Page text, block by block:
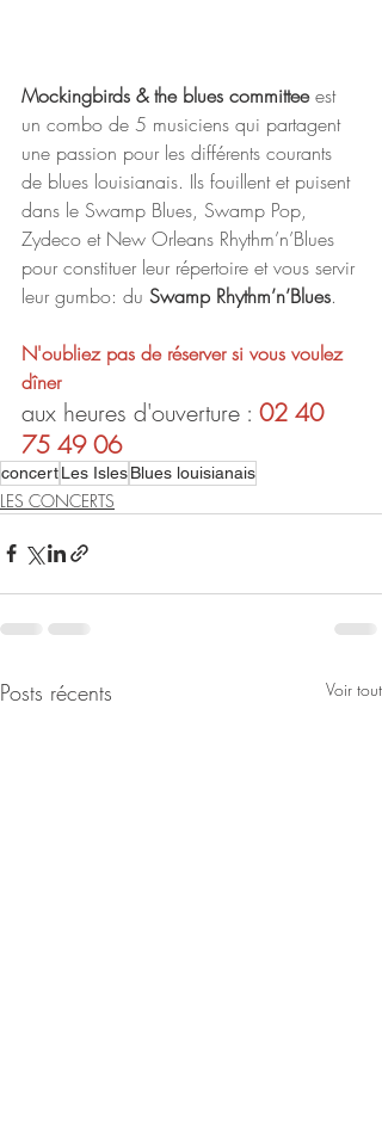
Mockingbirds & the blues committee est
un combo de 5 musiciens qui partagent
une passion pour les différents courants
de blues louisianais. Ils fouillent et puisent
dans le Swamp Blues, Swamp Pop,
Zydeco et New Orleans Rhythm’n’Blues
pour constituer leur répertoire et vous servir
leur gumbo: du Swamp Rhythm’n’Blues.
N'oubliez pas de réserver si vous voulez
dîner
aux heures d'ouverture : 02 40
75 49 06
concertLes IslesBlues louisianais
LES CONCERTS
Posts récents Voir tout